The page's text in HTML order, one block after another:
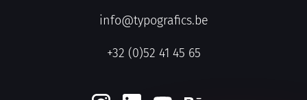
info@typografics.be
+32 (0)52 41 45 65